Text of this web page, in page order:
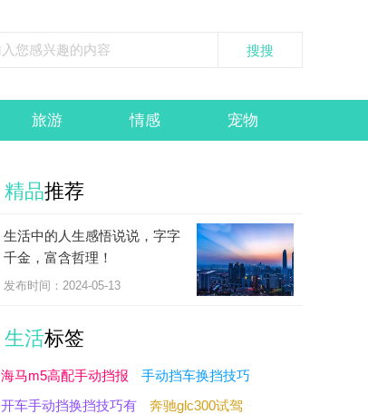
旅游 情感 宠物
精品推荐
生活中的人生感悟说说，字字
千金，富含哲理！
发布时间：2024-05-13
生活标签
海马m5高配手动挡报
手动挡车换挡技巧
开车手动挡换挡技巧有
奔驰glc300试驾